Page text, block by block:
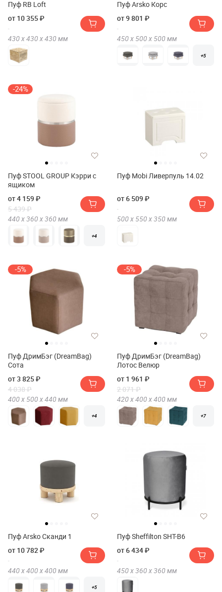
Пуф RB Loft
от 10 355 ₽
430 х430 х430 мм
Пуф Arsko Корс
от 9 801 ₽
450 х 500 х 500 мм
+5
-24%
Пуф STOOL GROUP Кэрри с
ящиком
от 4 159 ₽
5 439 ₽
440 х360 х360 мм
+4
Пуф Mobi Ливерпуль 14.02
от 6 509 ₽
500 х 550 х350 мм
-5%
Пуф ДримБэг (DreamBag)
Сота
от 3 825 ₽
4 038 ₽
400 х 500 х440 мм
+4
-5%
Пуф ДримБэг (DreamBag)
Лотос Велюр
от 1 961 ₽
2 071 ₽
420 х400 х400 мм
+7
Пуф Arsko Сканди 1
от 10 782 ₽
440 х400 х400 мм
+5
Пуф Sheffilton SHT-B6
от 6 434 ₽
450 х360 х360 мм